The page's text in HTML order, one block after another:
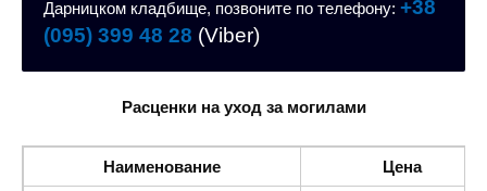
Дарницком кладбище, позвоните по телефону: +38
(095) 399 48 28 (Viber)
Расценки на уход за могилами
Наименование Цена